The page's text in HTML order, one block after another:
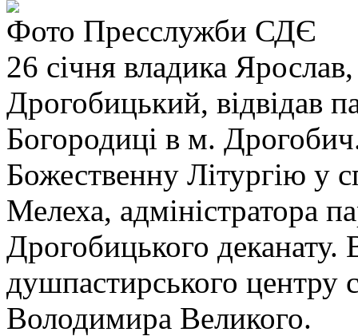
Фото Пресслужби СДЄ
26 січня владика
Дрогобицький, відвідав
Богородиці в м.
Божественну Літургію у
Мелеха, адміністратора
Дрогобицького деканату.
душпастирського центру
Володимира Великого.